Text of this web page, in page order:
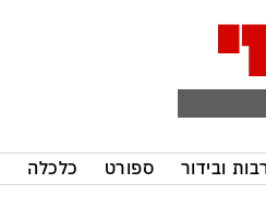
ובידור ספורט כלכלה